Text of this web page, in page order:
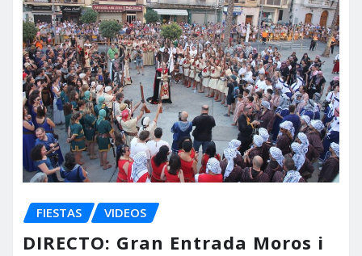
FIESTAS VIDEOS
DIRECTO: Gran Entrada Moros i